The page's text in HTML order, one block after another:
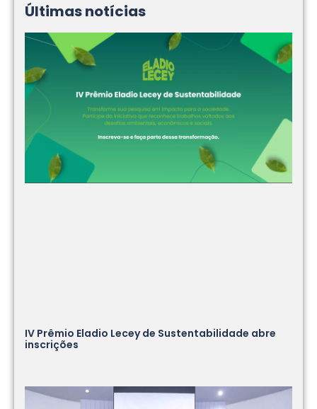
Últimas notícias
IV Prêmio Eladio Lecey de Sustentabilidade abre
inscrições